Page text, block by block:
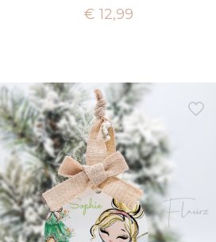
€ 12,99